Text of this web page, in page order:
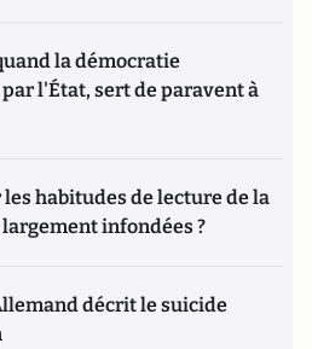
la démocratie
l'État, sert de paravent à
habitudes de lecture de la
infondées ?
décrit le suicide